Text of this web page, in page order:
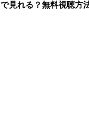
で見れる？無料視聴方